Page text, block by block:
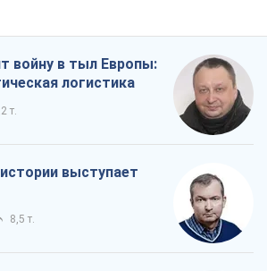
войну в тыл Европы:
логистика
т.
выступает
8,5 т.